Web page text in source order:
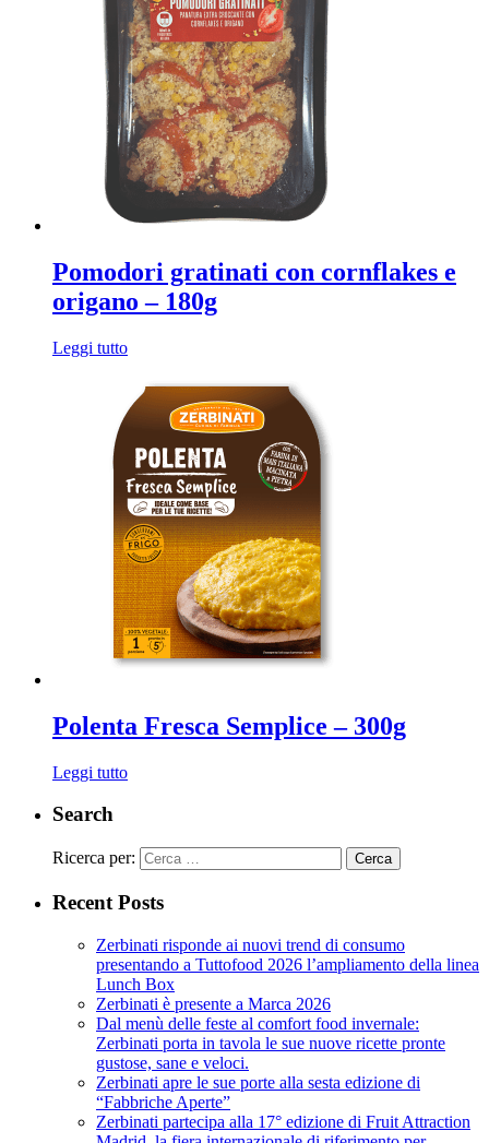
Pomodori gratinati con cornflakes e
origano – 180g
Leggi tutto
Polenta Fresca Semplice – 300g
Leggi tutto
Search
Ricerca per:
Recent Posts
Zerbinati risponde ai nuovi trend di consumo
presentando a Tuttofood 2026 l’ampliamento della linea
Lunch Box
Zerbinati è presente a Marca 2026
Dal menù delle feste al comfort food invernale:
Zerbinati porta in tavola le sue nuove ricette pronte
gustose, sane e veloci.
Zerbinati apre le sue porte alla sesta edizione di
“Fabbriche Aperte”
Zerbinati partecipa alla 17° edizione di Fruit Attraction